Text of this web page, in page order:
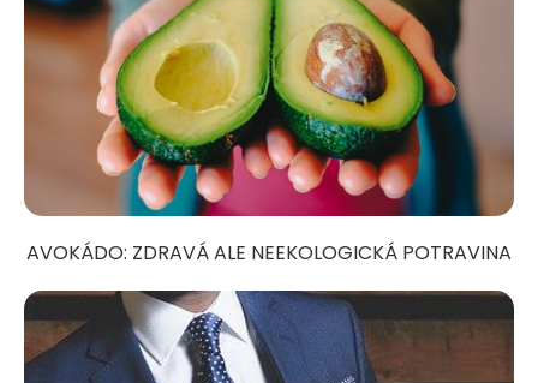
AVOKÁDO: ZDRAVÁ ALE NEEKOLOGICKÁ POTRAVINA